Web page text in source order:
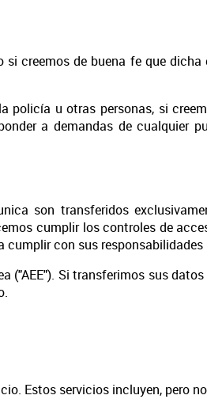
creemos de buena fe que
u otras personas, si
a demandas de cualquier
son transferidos
cumplir los controles de
con sus responsabilidades
Si transferimos sus
Estos servicios incluyen, pero